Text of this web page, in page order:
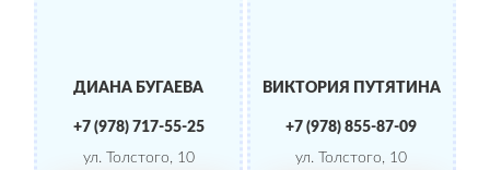
ДИАНА БУГАЕВА
+7 (978) 717-55-25
ул. Толстого, 10
ВИКТОРИЯ ПУТЯТИНА
+7 (978) 855-87-09
ул. Толстого, 10